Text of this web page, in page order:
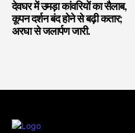
देवघर में उमड़ा कांवरियों का सैलाब,
कूपन दर्शन बंद होने से बढ़ी कतार;
अरघा से जलार्पण जारी.